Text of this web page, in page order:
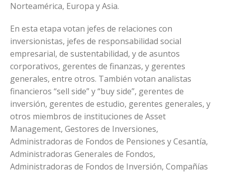
Norteamérica, Europa y Asia.
En esta etapa votan jefes de relaciones con
inversionistas, jefes de responsabilidad social
empresarial, de sustentabilidad, y de asuntos
corporativos, gerentes de finanzas, y gerentes
generales, entre otros. También votan analistas
financieros “sell side” y “buy side”, gerentes de
inversión, gerentes de estudio, gerentes generales, y
otros miembros de instituciones de Asset
Management, Gestores de Inversiones,
Administradoras de Fondos de Pensiones y Cesantía,
Administradoras Generales de Fondos,
Administradoras de Fondos de Inversión, Compañías